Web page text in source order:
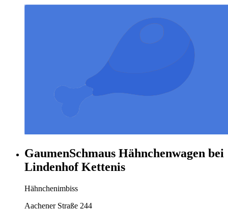
GaumenSchmaus Hähnchenwagen bei
Lindenhof Kettenis
Hähnchenimbiss
Aachener Straße 244